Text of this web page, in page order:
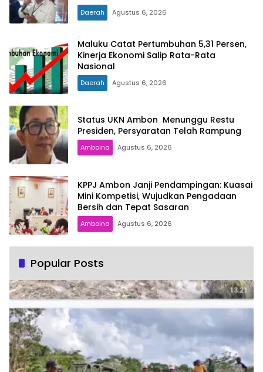
Daerah Agustus 6, 2026
Maluku Catat Pertumbuhan 5,31 Persen,
Kinerja Ekonomi Salip Rata-Rata
Nasional
Daerah Agustus 6, 2026
Status UKN Ambon Menunggu Restu
Presiden, Persyaratan Telah Rampung
Amboina Agustus 6, 2026
KPPJ Ambon Janji Pendampingan: Kuasai
Mini Kompetisi, Wujudkan Pengadaan
Bersih dan Tepat Sasaran
Amboina Agustus 6, 2026
Popular Posts